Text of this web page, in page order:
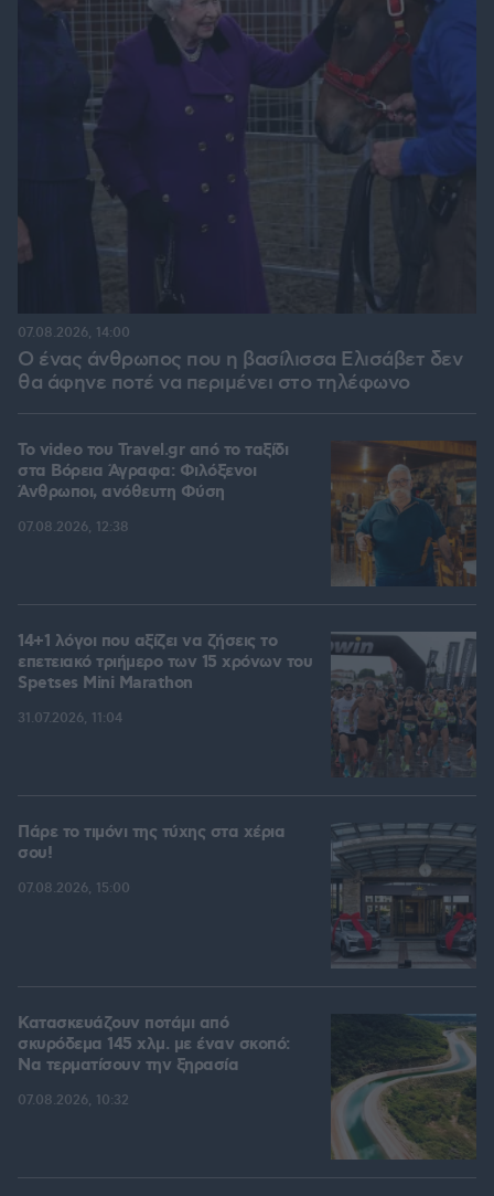
Ο ένας άνθρωπος που η βασίλισσα Ελισάβετ δεν
θα άφηνε ποτέ να περιμένει στο τηλέφωνο
07.08.2026, 14:00
To video του Travel.gr από το ταξίδι
στα Βόρεια Άγραφα: Φιλόξενοι
Άνθρωποι, ανόθευτη Φύση
07.08.2026, 12:38
14+1 λόγοι που αξίζει να ζήσεις το
επετειακό τριήμερο των 15 χρόνων του
Spetses Mini Marathon
31.07.2026, 11:04
Πάρε το τιμόνι της τύχης στα χέρια
σου!
07.08.2026, 15:00
Κατασκευάζουν ποτάμι από
σκυρόδεμα 145 χλμ. με έναν σκοπό:
Να τερματίσουν την ξηρασία
07.08.2026, 10:32